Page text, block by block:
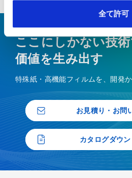
全て許可
ここにしかない技
価値を生み出す
特殊紙・高機能フィルムを、開発
お見積り・お問
カタログダウ